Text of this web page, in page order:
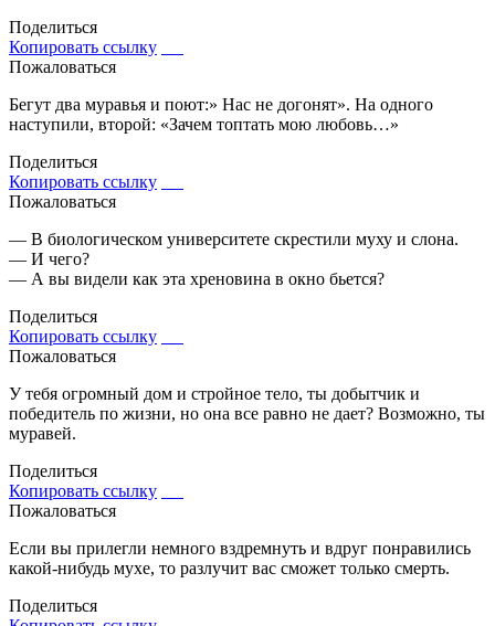
Поделиться
Копировать ссылку
Пожаловаться
Бегут два муравья и поют:» Нас не догонят». На одного
наступили, второй: «Зачем топтать мою любовь…»
Поделиться
Копировать ссылку
Пожаловаться
— В биологическом университете скрестили муху и слона.
— И чего?
— А вы видели как эта хреновина в окно бьется?
Поделиться
Копировать ссылку
Пожаловаться
У тебя огромный дом и стройное тело, ты добытчик и
победитель по жизни, но она все равно не дает? Возможно, ты
муравей.
Поделиться
Копировать ссылку
Пожаловаться
Если вы прилегли немного вздремнуть и вдруг понравились
какой-нибудь мухе, то разлучит вас сможет только смерть.
Поделиться